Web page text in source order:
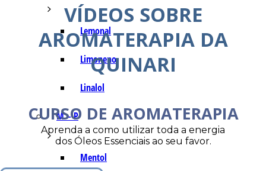
Lemonal
Limoneno
Linalol
M – P
Mentol
VÍDEOS SOBRE
AROMATERAPIA DA
QUINARI
CURSO DE AROMATERAPIA
Aprenda a como utilizar toda a energia
dos Óleos Essenciais ao seu favor.